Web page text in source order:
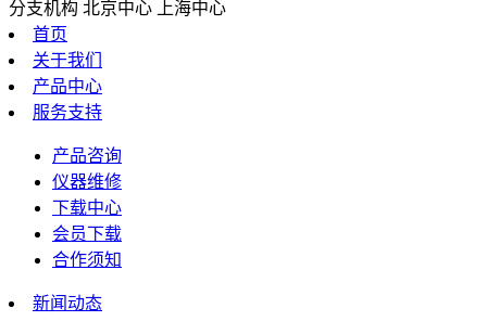
分支机构 北京中心
上海中心
首页
关于我们
产品中心
服务支持
产品咨询
仪器维修
下载中心
会员下载
合作须知
新闻动态